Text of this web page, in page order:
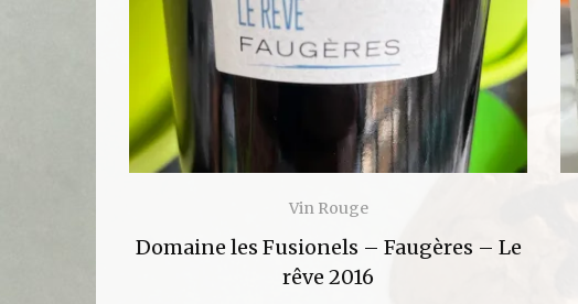
Vin Rouge
Domaine les Fusionels – Faugères – Le
rêve 2016